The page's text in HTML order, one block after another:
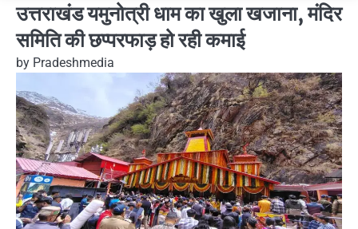
उत्तराखंड यमुनोत्री धाम का खुला खजाना, मंदिर
समिति की छप्परफाड़ हो रही कमाई
by Pradeshmedia